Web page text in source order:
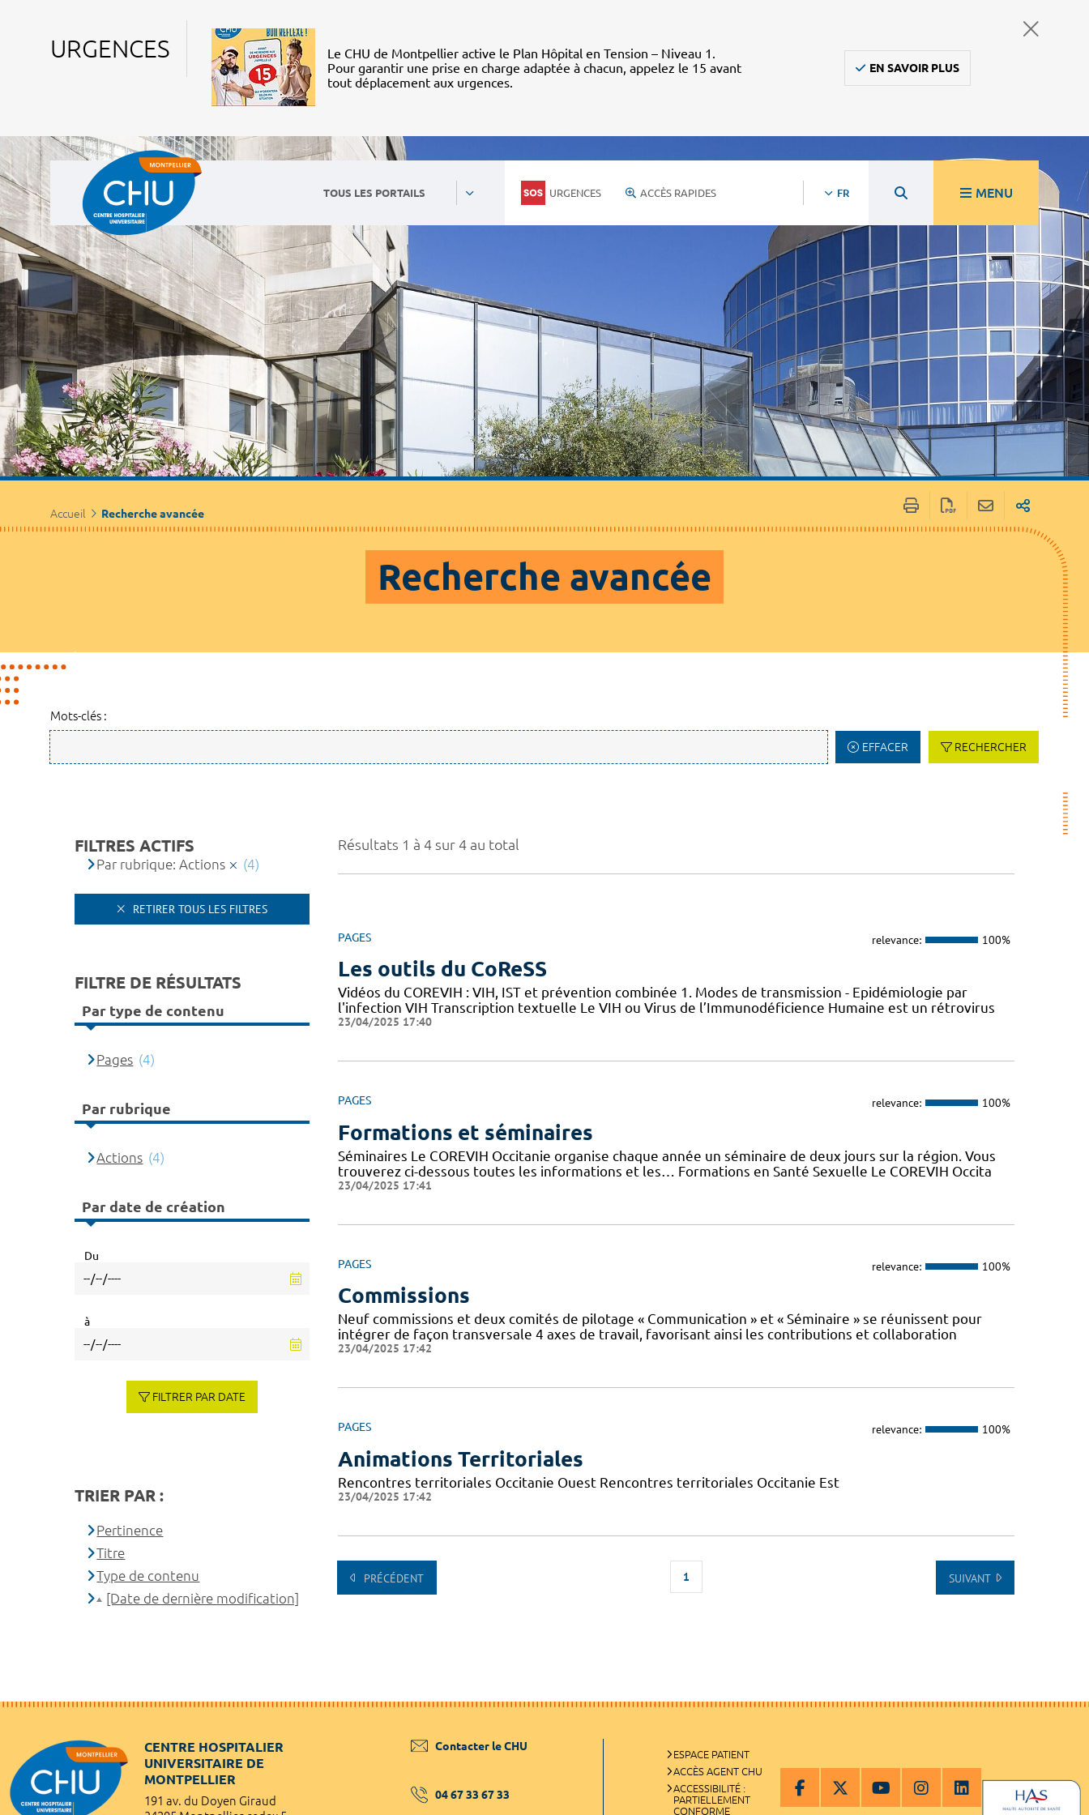
URGENCES
Le CHU de Montpellier active le Plan Hôpital en Tension – Niveau 1.
Pour garantir une prise en charge adaptée à chacun, appelez le 15 avant
tout déplacement aux urgences.
EN SAVOIR PLUS
TOUS LES PORTAILS URGENCES ACCÈS RAPIDES FR MENU
Accueil Recherche avancée
Recherche avancée
Mots-clés :
EFFACER RECHERCHER
Résultats 1 à 4 sur 4 au total
PAGES relevance: 100%
Les outils du CoReSS
Vidéos du COREVIH : VIH, IST et prévention combinée 1. Modes de transmission - Epidémiologie par
l'infection VIH Transcription textuelle Le VIH ou Virus de l’Immunodéficience Humaine est un rétrovirus
23/04/2025 17:40
PAGES relevance: 100%
Formations et séminaires
Séminaires Le COREVIH Occitanie organise chaque année un séminaire de deux jours sur la région. Vous
trouverez ci-dessous toutes les informations et les… Formations en Santé Sexuelle Le COREVIH Occita
23/04/2025 17:41
PAGES relevance: 100%
Commissions
Neuf commissions et deux comités de pilotage « Communication » et « Séminaire » se réunissent pour
intégrer de façon transversale 4 axes de travail, favorisant ainsi les contributions et collaboration
23/04/2025 17:42
PAGES relevance: 100%
Animations Territoriales
Rencontres territoriales Occitanie Ouest Rencontres territoriales Occitanie Est
23/04/2025 17:42
PRÉCÉDENT 1 SUIVANT
FILTRES ACTIFS
Par rubrique: Actions (4)
RETIRER TOUS LES FILTRES
FILTRE DE RÉSULTATS
Par type de contenu
Pages (4)
Par rubrique
Actions (4)
Par date de création
Du
à
FILTRER PAR DATE
TRIER PAR :
Pertinence
Titre
Type de contenu
[Date de dernière modification]
CENTRE HOSPITALIER
UNIVERSITAIRE DE
MONTPELLIER
191 av. du Doyen Giraud
Contacter le CHU
04 67 33 67 33
ESPACE PATIENT
ACCÈS AGENT CHU
ACCESSIBILITÉ :
PARTIELLEMENT
CONFORME